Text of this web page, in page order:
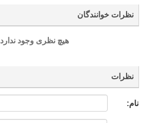
نظرات خوانندگان
هیچ نظری وجود ندارد
نظرات
نام: